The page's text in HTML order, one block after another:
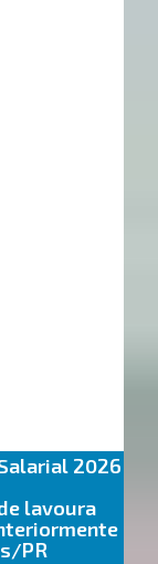
2026
lavoura
PR